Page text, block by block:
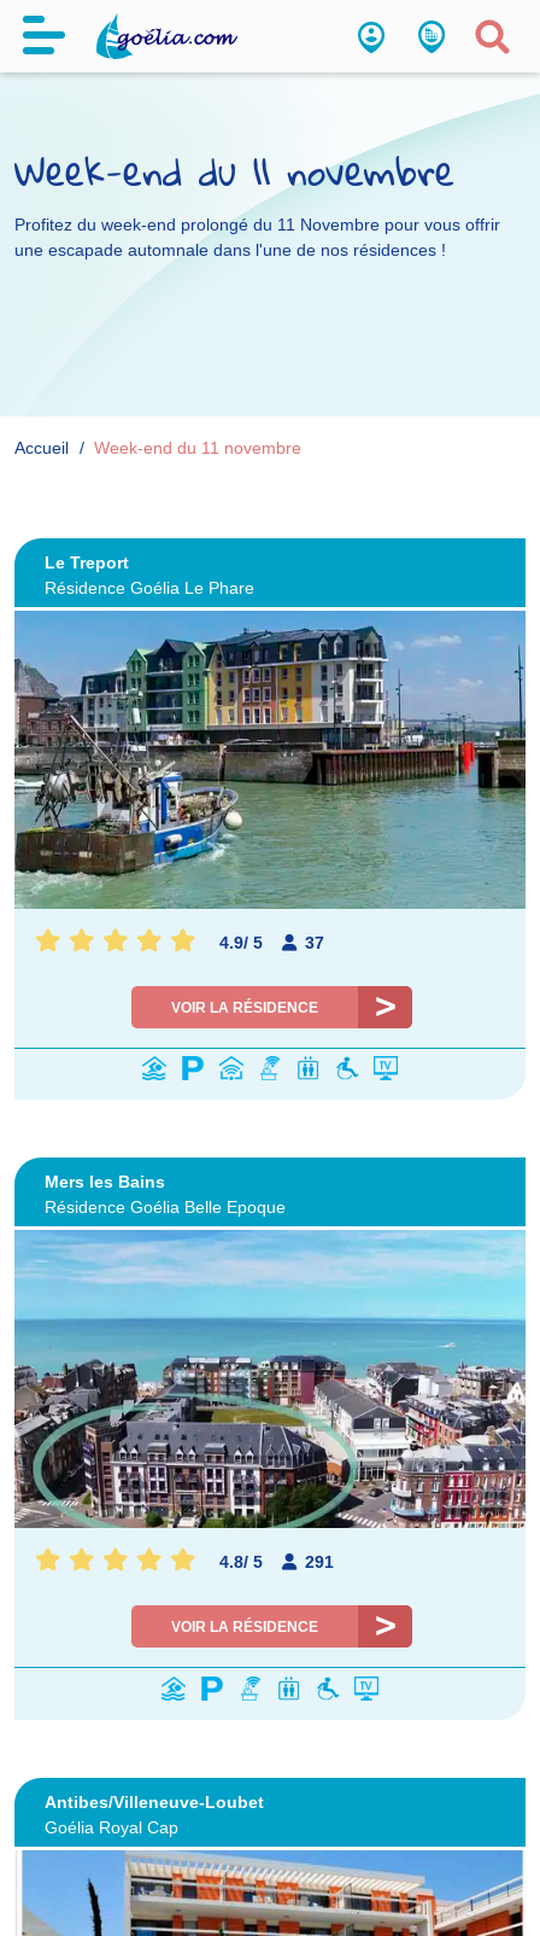
Week-end du 11 novembre
Profitez du week-end prolongé du 11 Novembre pour vous offrir
une escapade automnale dans l'une de nos résidences !
Accueil Week-end du 11 novembre
Le Treport
Résidence Goélia Le Phare
4.9/ 5 37
VOIR LA RÉSIDENCE
Mers les Bains
Résidence Goélia Belle Epoque
4.8/ 5 291
VOIR LA RÉSIDENCE
Antibes/Villeneuve-Loubet
Goélia Royal Cap